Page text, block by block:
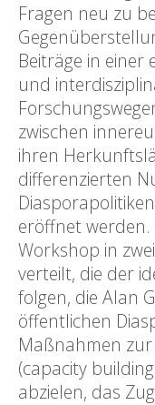
Fragen neu zu
Beiträge in einer
und
zwischen
ihren
differenzierten
eröffnet werden.
Workshop in
verteilt, die der
folgen, die Alan
öffentlichen
Maßnahmen
(capacity
abzielen, das